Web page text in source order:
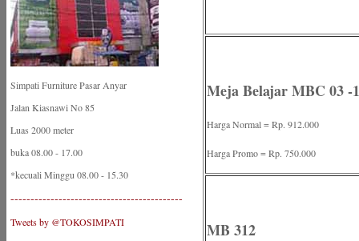
Simpati Furniture Pasar Anyar
Jalan Kiasnawi No 85
Luas 2000 meter
buka 08.00 - 17.00
*kecuali Minggu 08.00 - 15.30
-------------------------------------------
Tweets by @TOKOSIMPATI
Meja Belajar MBC 03 -
Harga Normal = Rp. 912.000
Harga Promo = Rp. 750.000
MB 312